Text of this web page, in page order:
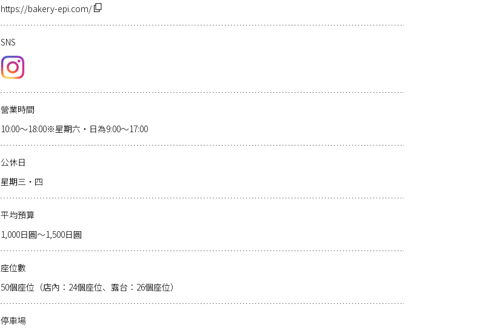
https://bakery-epi.com/
SNS
營業時間
10:00～18:00※星期六・日為9:00～17:00
公休日
星期三・四
平均預算
1,000日圓～1,500日圓
座位數
50個座位（店內：24個座位、露台：26個座位）
停車場